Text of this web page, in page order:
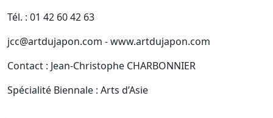
Tél. : 01 42 60 42 63
jcc@artdujapon.com - www.artdujapon.com
Contact : Jean-Christophe CHARBONNIER
Spécialité Biennale : Arts d’Asie